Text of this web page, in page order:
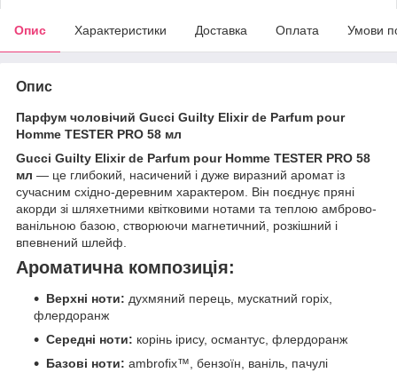
Опис Характеристики Доставка Оплата Умови
Опис
Парфум чоловічий Gucci Guilty Elixir de Parfum pour
Homme TESTER PRO 58 мл
Gucci Guilty Elixir de Parfum pour Homme TESTER PRO 58
мл — це глибокий, насичений і дуже виразний аромат із
сучасним східно-деревним характером. Він поєднує пряні
акорди зі шляхетними квітковими нотами та теплою амброво-
ванільною базою, створюючи магнетичний, розкішний і
впевнений шлейф.
Ароматична композиція:
Верхні ноти: духмяний перець, мускатний горіх,
флердоранж
Середні ноти: корінь ірису, османтус, флердоранж
Базові ноти: ambrofix™, бензоїн, ваніль, пачулі